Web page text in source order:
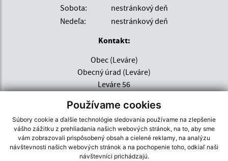
Používame cookies
Súbory cookie a ďalšie technológie sledovania používame na zlepšenie
vášho zážitku z prehliadania našich webových stránok, na to, aby sme
vám zobrazovali prispôsobený obsah a cielené reklamy, na analýzu
návštevnosti našich webových stránok a na pochopenie toho, odkiaľ naši
návštevníci prichádzajú.
Sobota:
nestránkový deň
Nedeľa:
nestránkový deň
Kontakt:
Obec (Leváre)
Obecný úrad (Leváre)
Leváre 56
obec.levare@azet.sk
+421 47 559 64 32
IČO: 00649490